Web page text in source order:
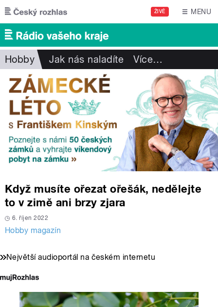
Přejít k hlavnímu obsahu
ŽIVĚ MENU
Hobby Jak nás naladíte Více…
Když musíte ořezat ořešák, nedělejte
to v zimě ani brzy zjara
6. říjen 2022
Hobby magazín
Největší audioportál na českém internetu